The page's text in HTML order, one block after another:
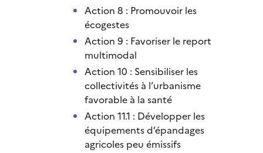
Action 8 : Promouvoir les
écogestes
Action 9 : Favoriser le report
multimodal
Action 10 : Sensibiliser les
collectivités à l’urbanisme
favorable à la santé
Action 11.1 : Développer les
équipements d’épandages
agricoles peu émissifs